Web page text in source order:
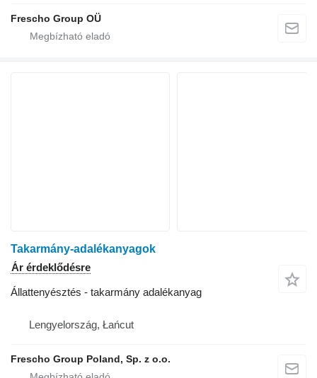
Frescho Group OÜ
Takarmány-adalékanyagok
Ár érdeklődésre
Állattenyésztés - takarmány adalékanyag
Lengyelország, Łańcut
Frescho Group Poland, Sp. z o.o.